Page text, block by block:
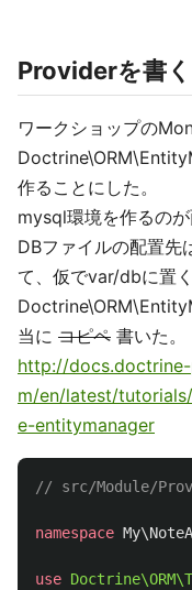
Providerを書く
ワークショップの
作ることにした。
mysql環境を作るの
DBファイルの配置先
て、仮でvar/dbに置
当に コピペ 書いた。
http://
m/en/latest/
e-entitymanager
// src/Module/
namespace
use